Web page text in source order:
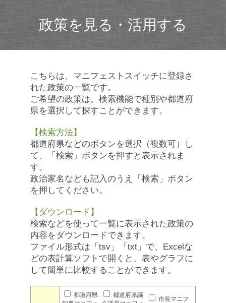
政策を見る・活用する
こちらは、マニフェストスイッチに登録さ
れた政策の一覧です。
ご希望の政策は、検索機能で種別や都道府
県を選択して探すことができます。
【検索方法】
都道府県などのボタンを選択（複数可）し
て、「検索」ボタンを押すと表示されま
す。
政治家名なども記入のうえ「検索」ボタン
を押してください。
【ダウンロード】
検索などを使って一覧に表示された政策の
内容をダウンロードできます。
ファイル形式は「tsv」「txt」で、Excelな
どの表計算ソフトで開くと、表やグラフに
して簡単に比較することができます。
都道府県
都道府県議
市長マニフ